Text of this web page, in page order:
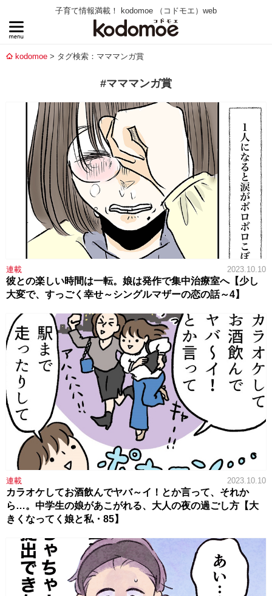
子育て情報満載！ kodomoe （コドモエ）web
kodomoe タグ検索：マママンガ賞
#マママンガ賞
連載 2023.10.10
彼との楽しい時間は一転。娘は発作で集中治療室へ【少し
大変で、すっごく幸せ～シングルマザーの恋の話～4】
連載 2023.10.10
カラオケしてお酒飲んでヤバ～イ！とか言って、それか
ら…。中学生の娘があこがれる、大人の夜の過ごし方【大
きくなってく娘と私・85】